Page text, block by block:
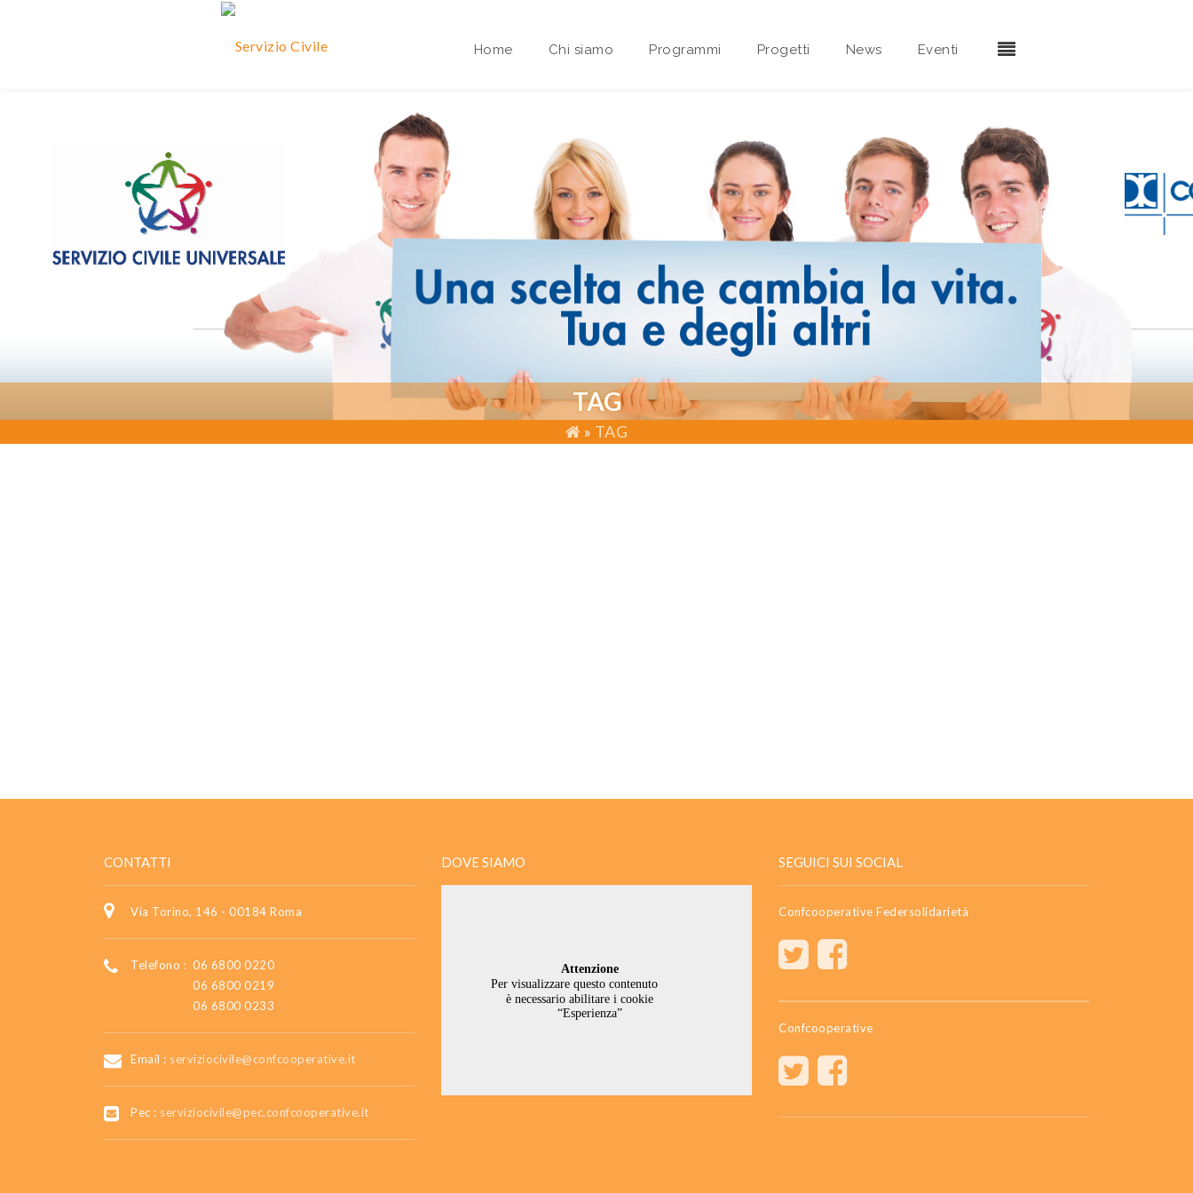
Home Chi siamo
Area riservata Sedi Territoriali
Programmi Progetti News Eventi
TAG
» TAG
CONTATTI
Via Torino, 146 - 00184 Roma
Telefono : 06 6800 0220
06 6800 0219
06 6800 0233
Email : serviziocivile@confcooperative.it
Pec : serviziocivile@pec.confcooperative.it
DOVE SIAMO SEGUICI SUI SOCIAL
Confcooperative Federsolidarietà
Confcooperative